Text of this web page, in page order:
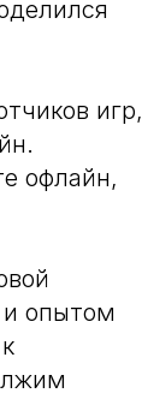
игр,
офлайн,
и опытом